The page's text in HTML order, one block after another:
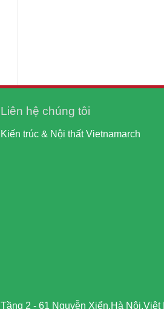
Liên hệ chúng tôi
Kiến trúc & Nội thất Vietnamarch
Tầng 2 - 61 Nguyễn Xiển,Hà Nội,Việt